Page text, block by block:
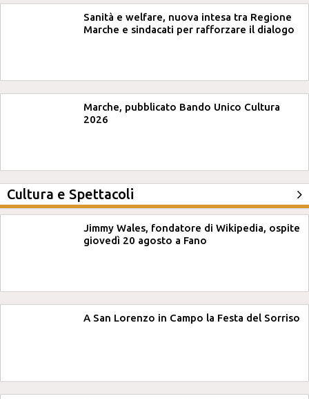
Sanità e welfare, nuova intesa tra Regione
Marche e sindacati per rafforzare il dialogo
Marche, pubblicato Bando Unico Cultura
2026
Cultura e Spettacoli
Jimmy Wales, fondatore di Wikipedia, ospite
giovedì 20 agosto a Fano
A San Lorenzo in Campo la Festa del Sorriso